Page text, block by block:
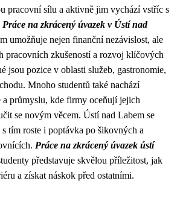
pracovní sílu a aktivně jim vychází vstříc s
Práce na zkrácený úvazek v Ústí nad
umožňuje nejen finanční nezávislost, ale
pracovních zkušeností a rozvoj klíčových
jsou pozice v oblasti služeb, gastronomie,
Mnoho studentů také nachází
a průmyslu, kde firmy oceňují jejich
se novým věcem. Ústí nad Labem se
tím roste i poptávka po šikovných a
Práce na zkrácený úvazek ústí
představuje skvělou příležitost, jak
a získat náskok před ostatními.